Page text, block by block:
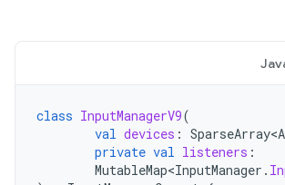
class InputManagerV9(
val devices :
private val listeners :
MutableMap<InputManager .